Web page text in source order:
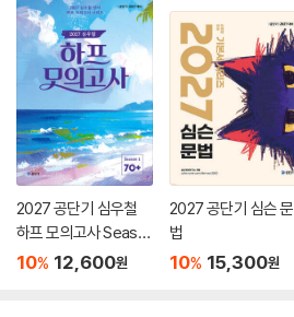
2027 공단기 심우철
하프 모의고사 Seaso
n 1: 70+
10% 12,600원
2027 공단기 심슨 문
법
10% 15,300원